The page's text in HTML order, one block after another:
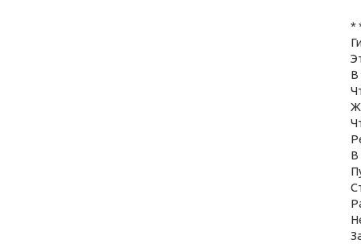
*
В
В